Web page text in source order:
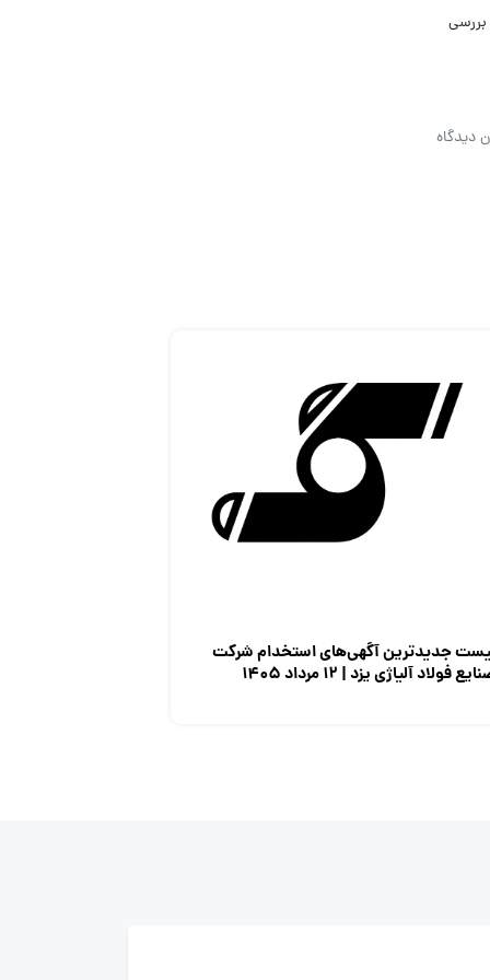
بررسی
دیدگاه
جدیدترین آگهی‌های استخدام شرکت
فولاد آلیاژی یزد | ۱۲ مرداد ۱۴۰۵